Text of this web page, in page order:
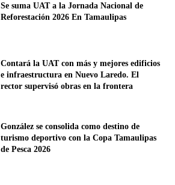
Se suma UAT a la Jornada Nacional de
Reforestación 2026 En Tamaulipas
Contará la UAT con más y mejores edificios
e infraestructura en Nuevo Laredo. El
rector supervisó obras en la frontera
González se consolida como destino de
turismo deportivo con la Copa Tamaulipas
de Pesca 2026